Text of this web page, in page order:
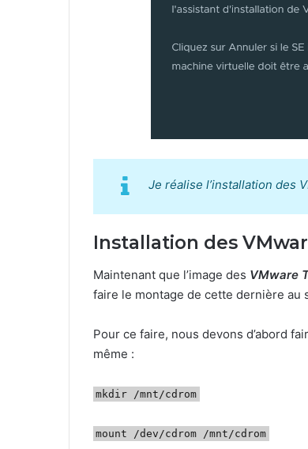
Je réalise l’installation des
Installation des
Maintenant que l’image des VMware
faire le montage de cette dernière au
Pour ce faire, nous devons d’abord
même :
mkdir /mnt/cdrom
mount /dev/cdrom /mnt/cdrom